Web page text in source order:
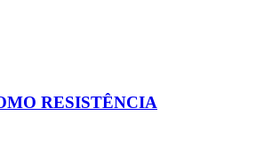
RESISTÊNCIA